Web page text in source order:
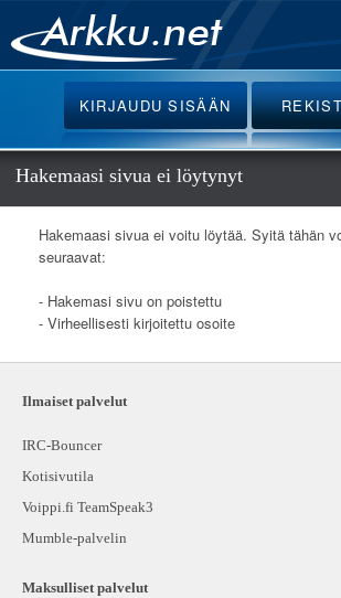
Etusivu
Uutiset
Palvelut
Ohjeet
Keskustelu
Oikotiet
KIRJAUDUSISÄÄN
Hakemaasi sivua ei löytynyt
Hakemaasi sivua ei voitu löytää. Syitä tähän
seuraavat:
- Hakemasi sivu on poistettu
- Virheellisesti kirjoitettu osoite
Ilmaiset palvelut
IRC-Bouncer
Kotisivutila
Voippi.fi TeamSpeak3
Mumble-palvelin
Maksulliset palvelut